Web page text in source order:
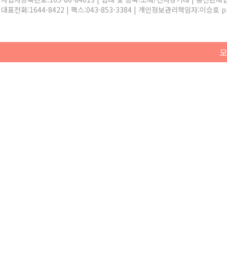
대표전화:1644-8422 | 팩스:043-853-3384 | 개인정보관리책임자:이승호